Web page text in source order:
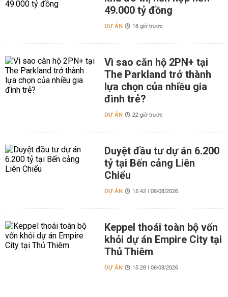
49.000 tỷ đồng
DỰ ÁN 18 giờ trước
Vì sao căn hộ 2PN+ tại
The Parkland trở thành
lựa chọn của nhiều gia
đình trẻ?
DỰ ÁN 22 giờ trước
Duyệt đầu tư dự án 6.200
tỷ tại Bến cảng Liên
Chiểu
DỰ ÁN 15:42 | 06/08/2026
Keppel thoái toàn bộ vốn
khỏi dự án Empire City tại
Thủ Thiêm
DỰ ÁN 15:28 | 06/08/2026